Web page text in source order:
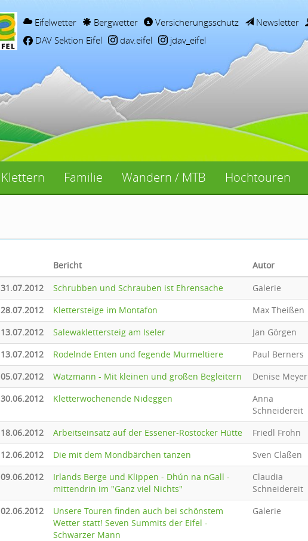
Eifelwetter Bergwetter Versicherungsschutz Newsletter
DAV Sektion Eifel
dav.eifel jdav_eifel
Klettern Familie Wandern / MTB Hochtouren
Bericht Autor
31.07.2012
Schrubben und Schrauben ist Ehrensache Galerie
28.07.2012
Klettersteige im Montafon Max Theißen
13.07.2012
Salewaklettersteig am Iseler Jan Görgen
13.07.2012
Rodelnde Enten und fegende Murmeltiere Paul Berners
05.07.2012
Watzmann - Mit kleinen und großen Begleitern Denise Meyer
30.06.2012
Kletterwochenende Nideggen
Anna
Schneidereit
18.06.2012 Arbeitseinsatz auf der Essener-Rostocker Hütte Friedl Frohn
12.06.2012
Die mit dem Mondbärchen tanzen Sven Claßen
09.06.2012
Irlands Berge und Klippen - Dhún na nGall -
mittendrin im "Ganz viel Nichts"
Claudia
Schneidereit
02.06.2012
Unsere Touren finden auch bei schönstem
Wetter statt! Seven Summits der Eifel -
Schwarzer Mann
Galerie